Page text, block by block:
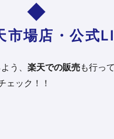
市場店・公式
う、 楽天での販売も行っ
ェック！！